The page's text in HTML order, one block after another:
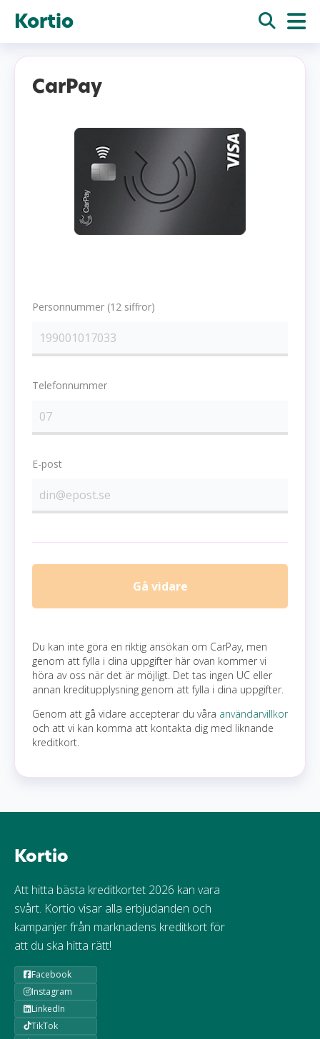
Kortio
CarPay
Personnummer (12 siffror)
Telefonnummer
E-post
Gå vidare
Du kan inte göra en riktig ansökan om CarPay, men
genom att fylla i dina uppgifter här ovan kommer vi
höra av oss när det är möjligt. Det tas ingen UC eller
annan kreditupplysning genom att fylla i dina uppgifter.
Genom att gå vidare accepterar du våra användarvillkor
och att vi kan komma att kontakta dig med liknande
kreditkort.
Kortio
Att hitta bästa kreditkortet 2026 kan vara
svårt. Kortio visar alla erbjudanden och
kampanjer från marknadens kreditkort för
att du ska hitta rätt!
Facebook
Instagram
LinkedIn
TikTok